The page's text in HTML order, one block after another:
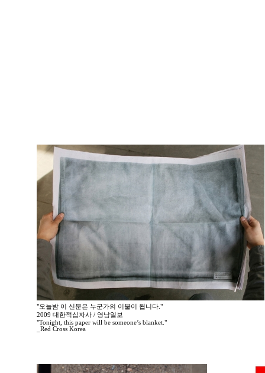
"오늘밤 이 신문은 누군가의 이불이 됩니다."
2009 대한적십자사 / 영남일보
"Tonight, this paper will be someone’s blanket."
_Red Cross Korea